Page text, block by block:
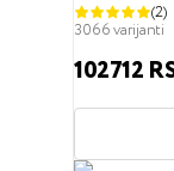
Mekani (2)
3066 varijanti
102712